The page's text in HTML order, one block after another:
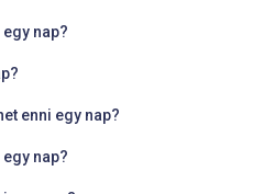
nap?
enni egy nap?
nap?